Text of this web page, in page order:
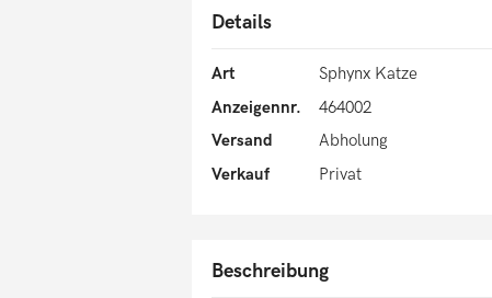
Details
Art
Sphynx Katze
Anzeigennr.
464002
Versand
Abholung
Verkauf
Privat
Beschreibung